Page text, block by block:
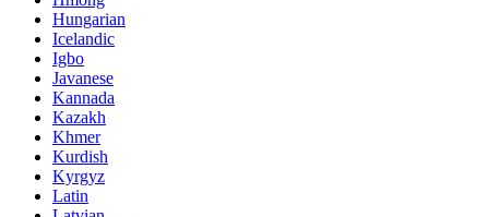
Hungarian
Icelandic
Igbo
Javanese
Kannada
Kazakh
Khmer
Kurdish
Kyrgyz
Latin